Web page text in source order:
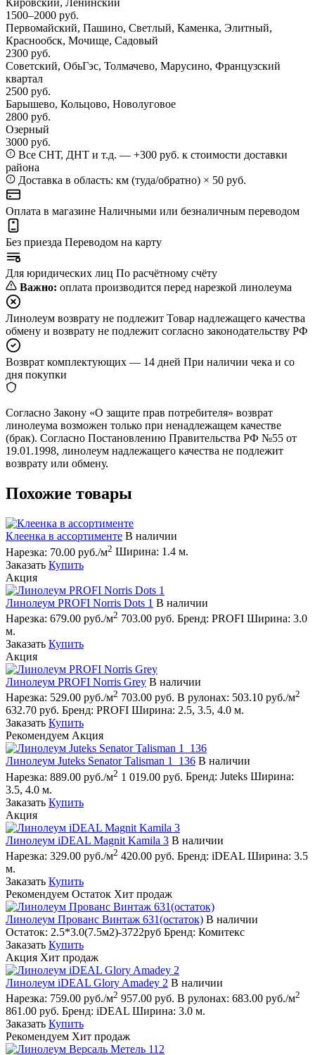
Кировский, Ленинский
1500–2000 руб.
Первомайский, Пашино, Светлый, Каменка, Элитный,
Краснообск, Мочище, Садовый
2300 руб.
Советский, ОбьГэс, Толмачево, Марусино, Французский
квартал
2500 руб.
Барышево, Кольцово, Новолуговое
2800 руб.
Озерный
3000 руб.
Все СНТ, ДНТ и т.д. — +300 руб. к стоимости доставки
района
Доставка в область: км (туда/обратно) × 50 руб.
Оплата в магазине Наличными или безналичным переводом
Без приезда Переводом на карту
Для юридических лиц По расчётному счёту
Важно: оплата производится перед нарезкой линолеума
Линолеум возврату не подлежит Товар надлежащего качества
обмену и возврату не подлежит согласно законодательству РФ
Возврат комплектующих — 14 дней При наличии чека и со
дня покупки
Согласно Закону «О защите прав потребителя» возврат
линолеума возможен только при ненадлежащем качестве
(брак). Согласно Постановлению Правительства РФ №55 от
19.01.1998, линолеум надлежащего качества не подлежит
возврату или обмену.
Похожие товары
Клеенка в ассортименте В наличии
Нарезка: 70.00 руб./м2 Ширина: 1.4 м.
Заказать Купить
Акция
Линолеум PROFI Norris Dots 1 В наличии
Нарезка: 679.00 руб./м2 703.00 руб. Бренд: PROFI Ширина: 3.0
м.
Заказать Купить
Акция
Линолеум PROFI Norris Grey В наличии
Нарезка: 529.00 руб./м2 703.00 руб. В рулонах: 503.10 руб./м2
632.70 руб. Бренд: PROFI Ширина: 2.5, 3.5, 4.0 м.
Заказать Купить
Рекомендуем Акция
Линолеум Juteks Senator Talisman 1_136 В наличии
Нарезка: 889.00 руб./м2 1 019.00 руб. Бренд: Juteks Ширина:
3.5, 4.0 м.
Заказать Купить
Акция
Линолеум iDEAL Magnit Kamila 3 В наличии
Нарезка: 329.00 руб./м2 420.00 руб. Бренд: iDEAL Ширина: 3.5
м.
Заказать Купить
Рекомендуем Остаток Хит продаж
Линолеум Прованс Винтаж 631(остаток) В наличии
Остаток: 2.5*3.0(7.5м2)-3722руб Бренд: Комитекс
Заказать Купить
Акция Хит продаж
Линолеум iDEAL Glory Amadey 2 В наличии
Нарезка: 759.00 руб./м2 957.00 руб. В рулонах: 683.00 руб./м2
861.00 руб. Бренд: iDEAL Ширина: 3.0 м.
Заказать Купить
Рекомендуем Хит продаж